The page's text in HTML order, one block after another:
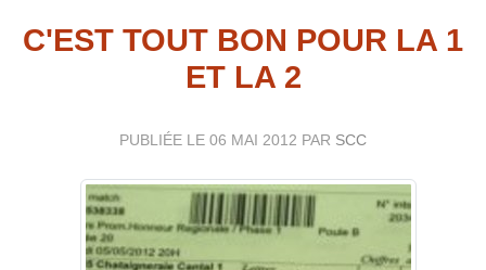
C'EST TOUT BON POUR LA 1
ET LA 2
PUBLIÉE LE 06 MAI 2012 PAR SCC